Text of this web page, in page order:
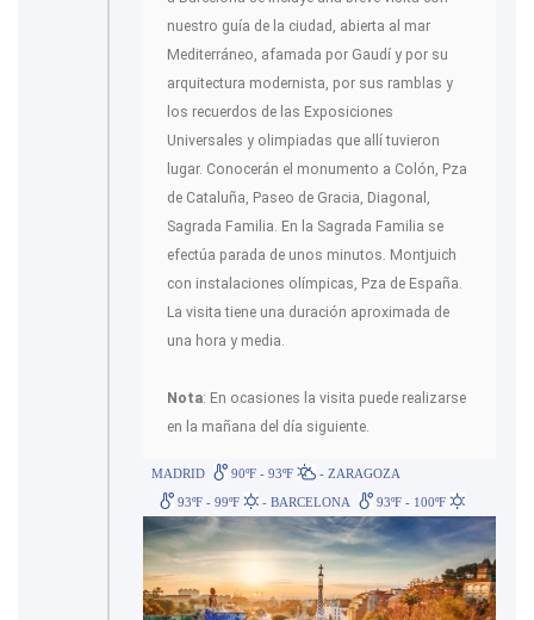
nuestro guía de la ciudad, abierta al mar
Mediterráneo, afamada por Gaudí y por su
arquitectura modernista, por sus ramblas y
los recuerdos de las Exposiciones
Universales y olimpiadas que allí tuvieron
lugar. Conocerán el monumento a Colón, Pza
de Cataluña, Paseo de Gracia, Diagonal,
Sagrada Familia. En la Sagrada Familia se
efectúa parada de unos minutos. Montjuich
con instalaciones olímpicas, Pza de España.
La visita tiene una duración aproximada de
una hora y media.
Nota: En ocasiones la visita puede realizarse
en la mañana del día siguiente.
MADRID 90ºF - 93ºF
- ZARAGOZA
93ºF - 99ºF
- BARCELONA 93ºF - 100ºF